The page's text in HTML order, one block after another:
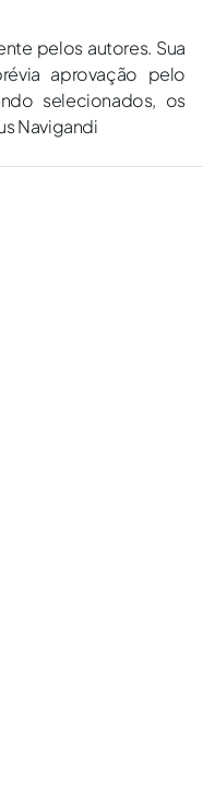
pelos autores. Sua
aprovação pelo
selecionados, os
Navigandi